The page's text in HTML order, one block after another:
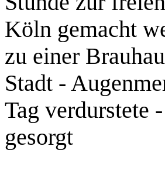
Köln gemacht
zu einer
Stadt -
Tag verdurstete
gesorgt